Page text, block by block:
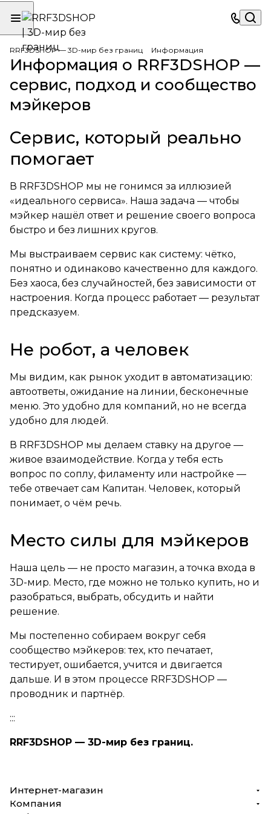
RRF3DSHOP — 3D-мир без границ Информация
Информация о RRF3DSHOP —
сервис, подход и сообщество
мэйкеров
Сервис, который реально
помогает
В RRF3DSHOP мы не гонимся за иллюзией
«идеального сервиса». Наша задача — чтобы
мэйкер нашёл ответ и решение своего вопроса
быстро и без лишних кругов.
Мы выстраиваем сервис как систему: чётко,
понятно и одинаково качественно для каждого.
Без хаоса, без случайностей, без зависимости от
настроения. Когда процесс работает — результат
предсказуем.
Не робот, а человек
Мы видим, как рынок уходит в автоматизацию:
автоответы, ожидание на линии, бесконечные
меню. Это удобно для компаний, но не всегда
удобно для людей.
В RRF3DSHOP мы делаем ставку на другое —
живое взаимодействие. Когда у тебя есть
вопрос по соплу, филаменту или настройке —
тебе отвечает сам Капитан. Человек, который
понимает, о чём речь.
Место силы для мэйкеров
Наша цель — не просто магазин, а точка входа в
3D-мир. Место, где можно не только купить, но и
разобраться, выбрать, обсудить и найти
решение.
Мы постепенно собираем вокруг себя
сообщество мэйкеров: тех, кто печатает,
тестирует, ошибается, учится и двигается
дальше. И в этом процессе RRF3DSHOP —
проводник и партнёр.
:::
RRF3DSHOP — 3D-мир без границ.
Интернет-магазин
Компания